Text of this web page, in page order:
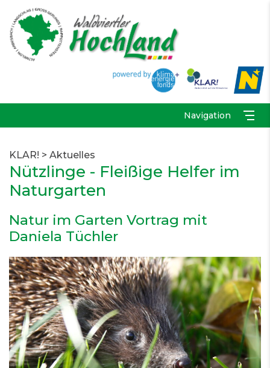
Navigation
KLAR! > Aktuelles
Nützlinge - Fleißige Helfer im
Naturgarten
Natur im Garten Vortrag mit
Daniela Tüchler